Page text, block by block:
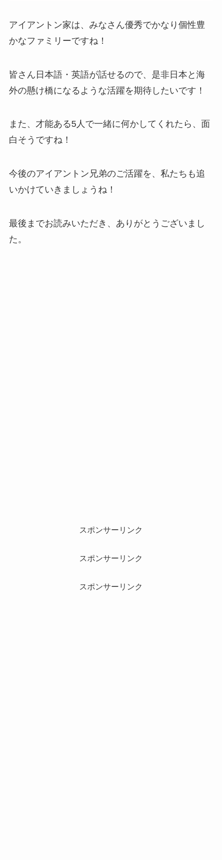
アイアントン家は、みなさん優秀でかなり個性豊
かなファミリーですね！
皆さん日本語・英語が話せるので、是非日本と海
外の懸け橋になるような活躍を期待したいです！
また、才能ある5人で一緒に何かしてくれたら、面
白そうですね！
今後のアイアントン兄弟のご活躍を、私たちも追
いかけていきましょうね！
最後までお読みいただき、ありがとうございまし
た。
スポンサーリンク
スポンサーリンク
スポンサーリンク